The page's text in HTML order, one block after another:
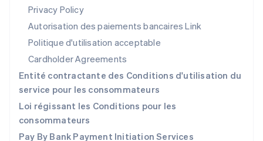
Privacy Policy
Autorisation des paiements bancaires Link
Politique d'utilisation acceptable
Cardholder Agreements
Entité contractante des Conditions d'utilisation du
service pour les consommateurs
Loi régissant les Conditions pour les
consommateurs
Pay By Bank Payment Initiation Services
R.A.S. de Hong Kong, Chine
English简体中文
République tchèque
English
Roumanie
Royaume-Uni
English
Singapour
English 简体中文